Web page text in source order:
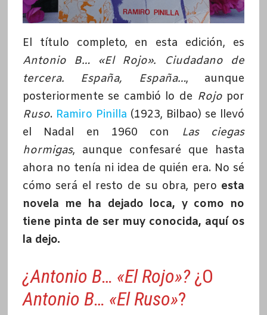
El título completo, en esta edición, es
Antonio B… «El Rojo». Ciudadano de
tercera. España, España…, aunque
posteriormente se cambió lo de Rojopor
Ruso. Ramiro Pinilla (1923, Bilbao) se llevó
el Nadal en 1960 con Las ciegas
hormigas, aunque confesaré que hasta
ahora no tenía ni idea de quién era. No sé
cómo será el resto de su obra, pero esta
novela me ha dejado loca, y como no
tiene pinta de ser muy conocida, aquí os
la dejo.
¿Antonio B… «El Rojo»?¿O
Antonio B… «El Ruso»?